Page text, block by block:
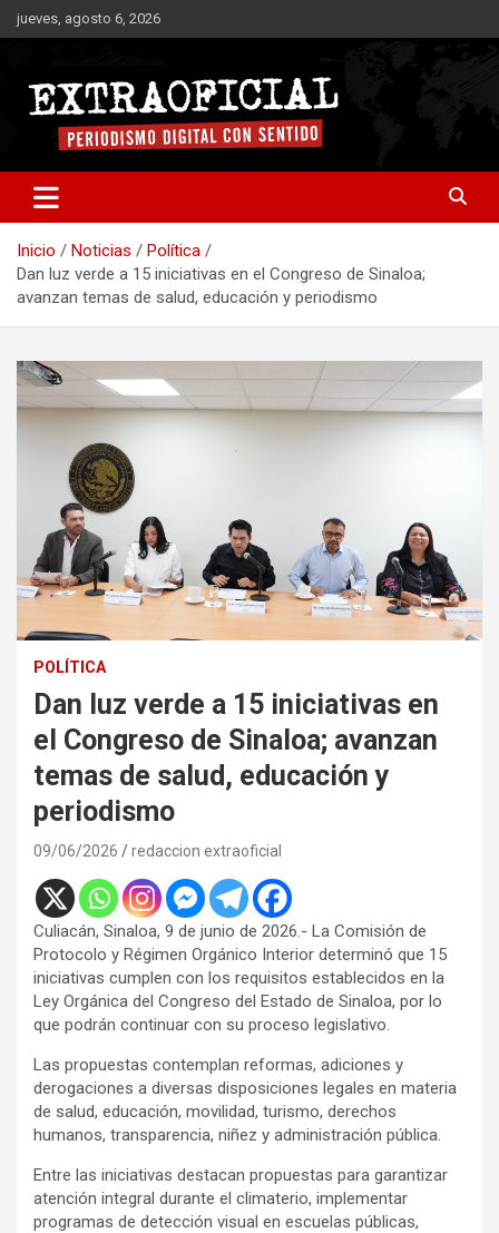
Saltar
al
jueves, agosto 6, 2026
Extraoficial
Inicio Noticias
Política
Dan luz verde a 15 iniciativas en el Congreso de Sinaloa;
avanzan temas de salud, educación y periodismo
POLÍTICA
Dan luz verde a 15 iniciativas en
el Congreso de Sinaloa; avanzan
temas de salud, educación y
periodismo
09/06/2026 redaccion extraoficial
Culiacán, Sinaloa, 9 de junio de 2026.- La Comisión de
Protocolo y Régimen Orgánico Interior determinó que 15
iniciativas cumplen con los requisitos establecidos en la
Ley Orgánica del Congreso del Estado de Sinaloa, por lo
que podrán continuar con su proceso legislativo.
Las propuestas contemplan reformas, adiciones y
derogaciones a diversas disposiciones legales en materia
de salud, educación, movilidad, turismo, derechos
humanos, transparencia, niñez y administración pública.
Entre las iniciativas destacan propuestas para garantizar
atención integral durante el climaterio, implementar
programas de detección visual en escuelas públicas,